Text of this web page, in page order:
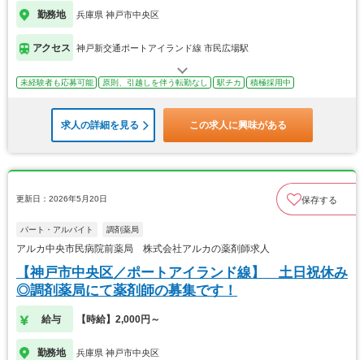
勤務地 兵庫県 神戸市中央区
アクセス 神戸新交通ポートアイランド線 市民広場駅
未経験者も応募可能 原則、引越しを伴う転勤なし 駅チカ 積極採用中
求人の詳細を見る この求人に興味がある
更新日：2026年5月20日 保存する
パート・アルバイト 調剤薬局
アルカ中央市民病院前薬局 株式会社アルカの薬剤師求人
【神戸市中央区／ポートアイランド線】 土日祝休み
◎調剤薬局にて薬剤師の募集です！
給与 【時給】2,000円～
勤務地 兵庫県 神戸市中央区